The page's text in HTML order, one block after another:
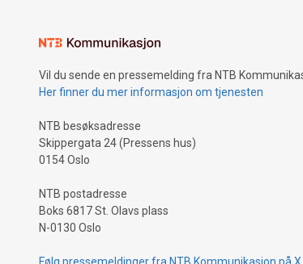
Vil du sende en pressemelding fra NTB
Her finner du mer informasjon om tjenesten
NTB besøksadresse
Skippergata 24 (Pressens hus)
0154 Oslo
NTB postadresse
Boks 6817 St. Olavs plass
N-0130 Oslo